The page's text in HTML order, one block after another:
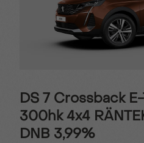
DS 7 Crossback
300hk 4x4
DNB 3,99%